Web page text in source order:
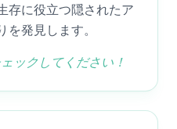
存に役立つ隠されたア
を発見します。
ックしてください！